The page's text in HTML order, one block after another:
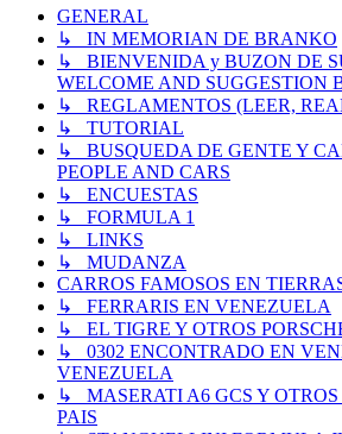
GENERAL
↳ IN MEMORIAN DE BRANKO
↳ BIENVENIDA y BUZON DE
WELCOME AND SUGGESTION
↳ REGLAMENTOS (LEER,
↳ TUTORIAL
↳ BUSQUEDA DE GENTE Y
PEOPLE AND CARS
↳ ENCUESTAS
↳ FORMULA 1
↳ LINKS
↳ MUDANZA
CARROS FAMOSOS EN
↳ FERRARIS EN VENEZUELA
↳ EL TIGRE Y OTROS
↳ 0302 ENCONTRADO EN
VENEZUELA
↳ MASERATI A6 GCS Y
PAIS